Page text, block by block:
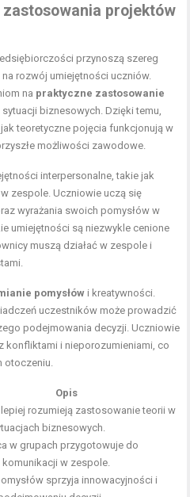
projektów
przynoszą szereg
rozwój umiejętności uczniów.
na praktyczne zastosowanie
biznesowych. Dzięki temu,
teoretyczne pojęcia funkcjonują w
możliwości zawodowe.
interpersonalne, takie jak
zespole. Uczniowie uczą się
wyrażania swoich pomysłów w
umiejętności są niezwykle cenione
muszą działać w zespole i
pomysłów i kreatywności.
uczestników może prowadzić
podejmowania decyzji. Uczniowie
konfliktami i nieporozumieniami, co
otoczeniu.
Opis
rozumieją zastosowanie teorii w
biznesowych.
w grupach przygotowuje do
w zespole.
sprzyja innowacyjności i